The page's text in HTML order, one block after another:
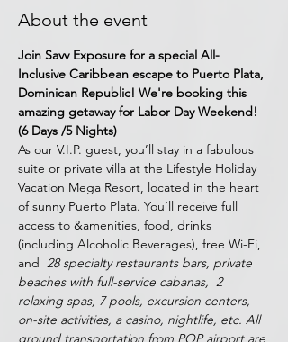
About the event
Join Savv Exposure for a special All-
Inclusive Caribbean escape to Puerto Plata,
Dominican Republic! We're booking this
amazing getaway for Labor Day Weekend!
(6 Days /5 Nights)
As our V.I.P. guest, you’ll stay in a fabulous
suite or private villa at the Lifestyle Holiday
Vacation Mega Resort, located in the heart
of sunny Puerto Plata. You’ll receive full
access to &amenities, food, drinks
(including Alcoholic Beverages), free Wi-Fi,
and 28 specialty restaurants bars, private
beaches with full-service cabanas,  2
relaxing spas, 7 pools, excursion centers,
on-site activities, a casino, nightlife, etc. All
ground transportation from POP airport are